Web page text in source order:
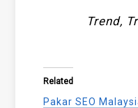
Trend,
Related
Pakar SEO